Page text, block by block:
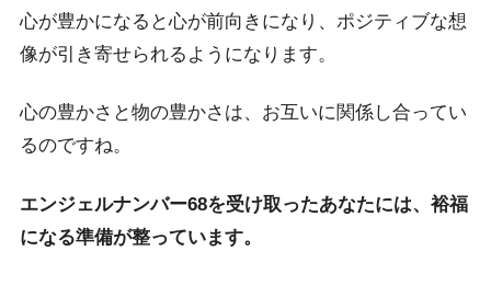
心が豊かになると心が前向きになり、ポジティブな想
像が引き寄せられるようになります。
心の豊かさと物の豊かさは、お互いに関係し合ってい
るのですね。
エンジェルナンバー68を受け取ったあなたには、裕福
になる準備が整っています。